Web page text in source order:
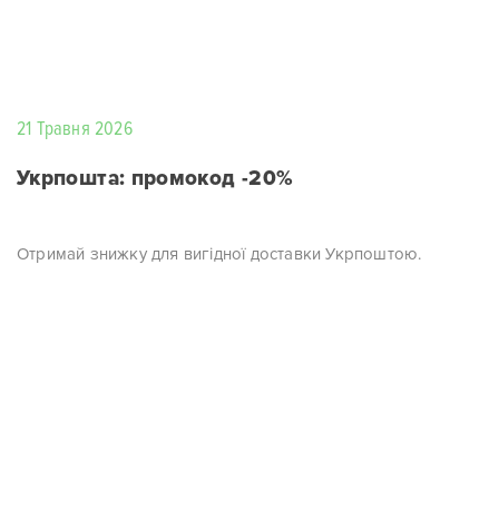
21 Травня 2026
Укрпошта: промокод -20%
Отримай знижку для вигідної доставки Укрпоштою.